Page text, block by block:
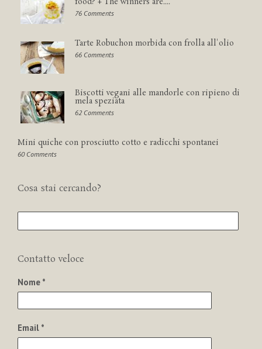
food? + The winners are....
76 Comments
Tarte Robuchon morbida con frolla all'olio
66 Comments
Biscotti vegani alle mandorle con ripieno di
mela speziata
62 Comments
Mini quiche con prosciutto cotto e radicchi spontanei
60 Comments
Cosa stai cercando?
Contatto veloce
Nome *
Email *